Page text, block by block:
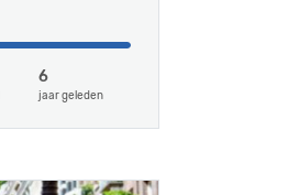
6
jaar geleden